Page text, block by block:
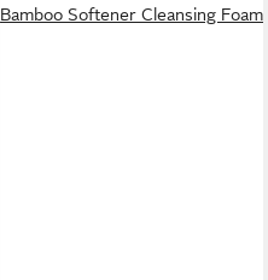
Bamboo Softener Cleansing Foam